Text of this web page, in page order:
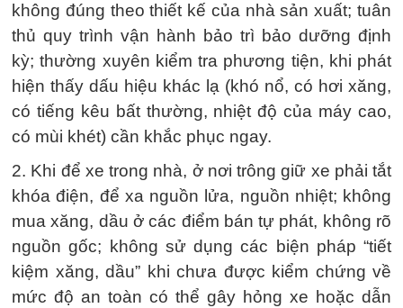
không đúng theo thiết kế của nhà sản xuất; tuân
thủ quy trình vận hành bảo trì bảo dưỡng định
kỳ; thường xuyên kiểm tra phương tiện, khi phát
hiện thấy dấu hiệu khác lạ (khó nổ, có hơi xăng,
có tiếng kêu bất thường, nhiệt độ của máy cao,
có mùi khét) cần khắc phục ngay.
2. Khi để xe trong nhà, ở nơi trông giữ xe phải tắt
khóa điện, để xa nguồn lửa, nguồn nhiệt; không
mua xăng, dầu ở các điểm bán tự phát, không rõ
nguồn gốc; không sử dụng các biện pháp “tiết
kiệm xăng, dầu” khi chưa được kiểm chứng về
mức độ an toàn có thể gây hỏng xe hoặc dẫn